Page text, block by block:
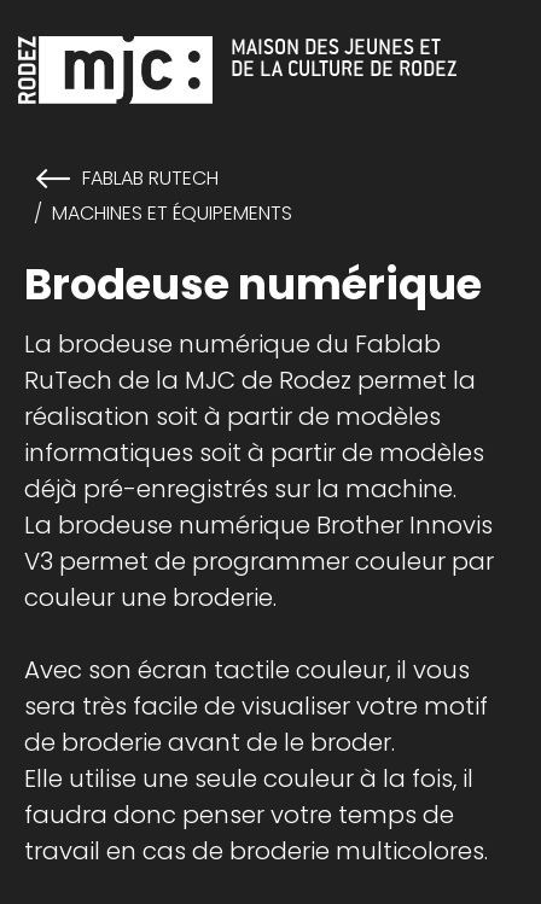
MAISON DES JEUNES ET
DE LA CULTURE DE RODEZ
FABLAB RUTECH
MACHINES ET ÉQUIPEMENTS
Brodeuse numérique
La brodeuse numérique du Fablab
RuTech de la MJC de Rodez permet la
réalisation soit à partir de modèles
informatiques soit à partir de modèles
déjà pré-enregistrés sur la machine.
La brodeuse numérique Brother Innovis
V3 permet de programmer couleur par
couleur une broderie.
Avec son écran tactile couleur, il vous
sera très facile de visualiser votre motif
de broderie avant de le broder.
Elle utilise une seule couleur à la fois, il
faudra donc penser votre temps de
travail en cas de broderie multicolores.